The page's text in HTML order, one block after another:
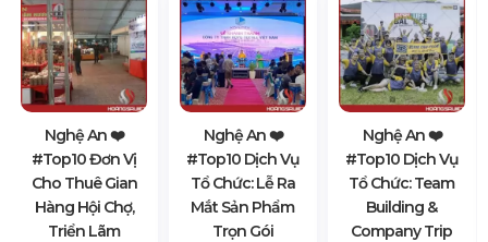
Nghệ An ❤️️
#top10 Đơn Vị
Cho Thuê Gian
Hàng Hội Chợ,
Triển Lãm
Nghệ An ❤️️
#top10 Dịch Vụ
Tổ Chức: Lễ Ra
Mắt Sản Phẩm
Trọn Gói
Nghệ An ❤️️
#top10 Dịch Vụ
Tổ Chức: Team
Building &
Company Trip